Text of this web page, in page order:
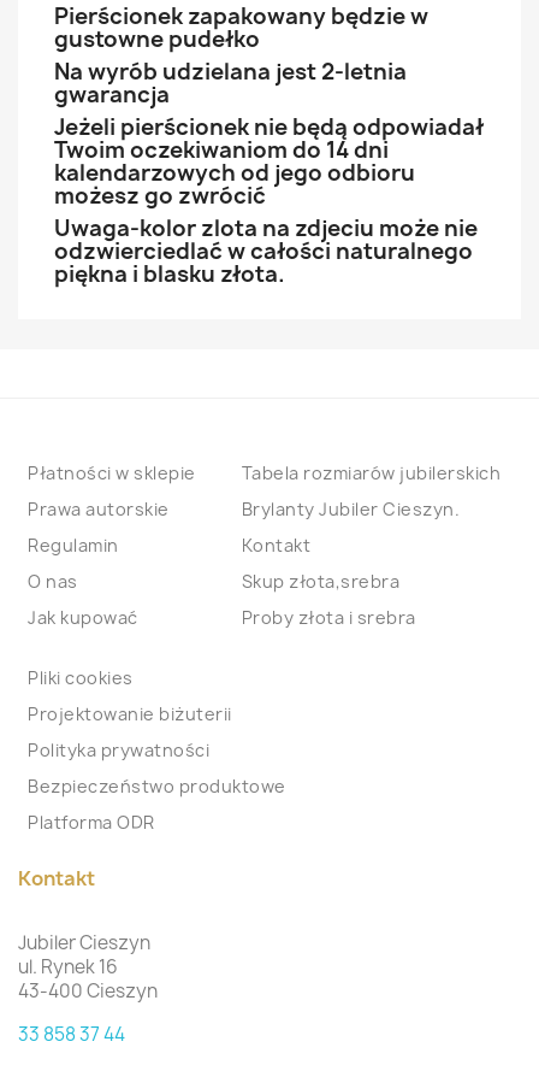
Pierścionek zapakowany będzie w
gustowne pudełko
Na wyrób udzielana jest 2-letnia
gwarancja
Jeżeli pierścionek nie będą odpowiadał
Twoim oczekiwaniom do 14 dni
kalendarzowych od jego odbioru
możesz go zwrócić
Uwaga-kolor zlota na zdjeciu może nie
odzwierciedlać w całości naturalnego
piękna i blasku złota.
Płatności w sklepie
Prawa autorskie
Regulamin
O nas
Jak kupować
Tabela rozmiarów jubilerskich
Brylanty Jubiler Cieszyn.
Kontakt
Skup złota,srebra
Proby złota i srebra
Pliki cookies
Projektowanie biżuterii
Polityka prywatności
Bezpieczeństwo produktowe
Platforma ODR
Kontakt
Jubiler Cieszyn
ul. Rynek 16
43-400 Cieszyn
33 858 37 44